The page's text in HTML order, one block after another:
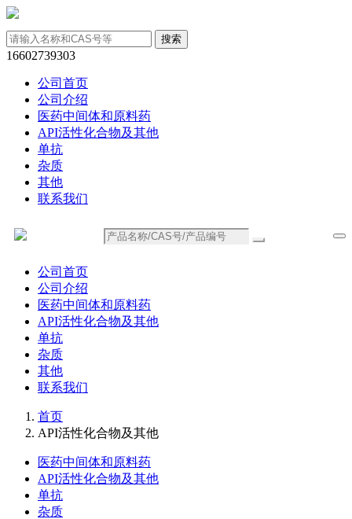
16602739303
公司首页
公司介绍
医药中间体和原料药
API活性化合物及其他
单抗
杂质
其他
联系我们
公司首页
公司介绍
医药中间体和原料药
API活性化合物及其他
单抗
杂质
其他
联系我们
首页
API活性化合物及其他
医药中间体和原料药
API活性化合物及其他
单抗
杂质